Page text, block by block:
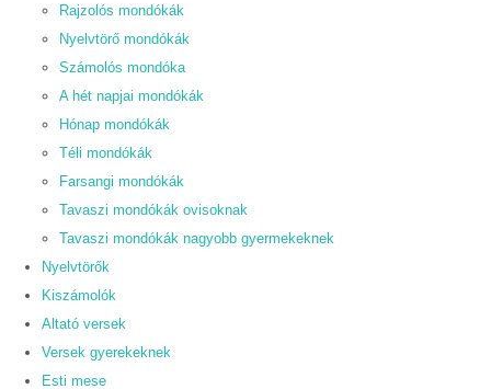
Rajzolós mondókák
Nyelvtörő mondókák
Számolós mondóka
A hét napjai mondókák
Hónap mondókák
Téli mondókák
Farsangi mondókák
Tavaszi mondókák ovisoknak
Tavaszi mondókák nagyobb gyermekeknek
Nyelvtörők
Kiszámolók
Altató versek
Versek gyerekeknek
Esti mese